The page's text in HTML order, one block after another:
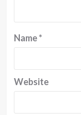
Name*
Website